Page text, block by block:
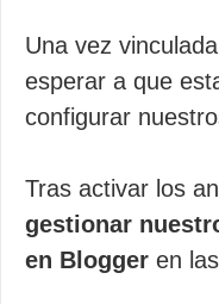
Una vez
esperar a que
configurar
Tras activar los
gestionar
en Blogger en